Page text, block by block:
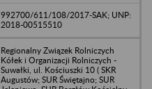
992700/611/108/2017-SAK; UNP:
2018-00515510
Regionalny Związek Rolniczych
Kółek i Organizacji Rolniczych -
Suwałki, ul. Kościuszki 10 ( SKR
Augustów; SUR Świętajno; SUR